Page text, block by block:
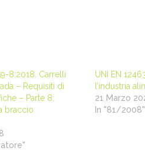
8:2018. Carrelli
– Requisiti di
– Parte 8:
braccio
UNI EN
l’industria
21 Marzo
In "81/2008"